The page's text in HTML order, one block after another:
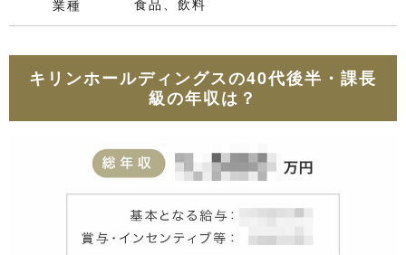
業種 食品、飲料
キリンホールディングスの40代後半・課長
級の年収は？